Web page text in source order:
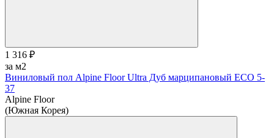
1 316 ₽
за м2
Виниловый пол Alpine Floor Ultra Дуб марципановый ЕСО 5-
37
Alpine Floor
(Южная Корея)